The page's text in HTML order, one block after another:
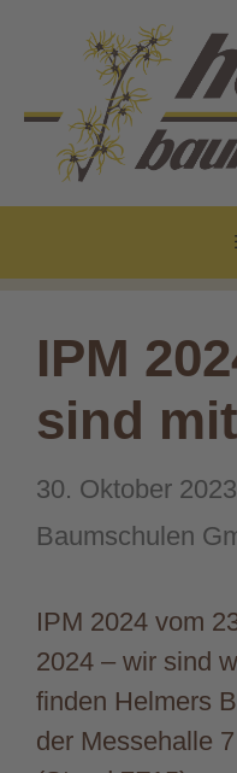
springen
IPM
sind
30. Oktober 2023
Baumschulen
IPM 2024 vom
2024 – wir sind
finden Helmers
der Messehalle